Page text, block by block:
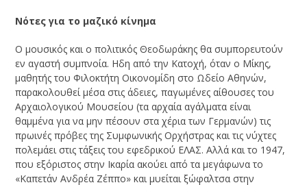
Νότες για το μαζικό κίνημα
Ο μουσικός και ο πολιτικός Θεοδωράκης θα συμπορευτούν
εν αγαστή συμπνοία. Ηδη από την Κατοχή, όταν ο Μίκης,
μαθητής του Φιλοκτήτη Οικονομίδη στο Ωδείο Αθηνών,
παρακολουθεί μέσα στις άδειες, παγωμένες αίθουσες του
Αρχαιολογικού Μουσείου (τα αρχαία αγάλματα είναι
θαμμένα για να μην πέσουν στα χέρια των Γερμανών) τις
πρωινές πρόβες της Συμφωνικής Ορχήστρας και τις νύχτες
πολεμάει στις τάξεις του εφεδρικού ΕΛΑΣ. Αλλά και το 1947,
που εξόριστος στην Ικαρία ακούει από τα μεγάφωνα το
«Καπετάν Ανδρέα Ζέππο» και μυείται ξώφαλτσα στην